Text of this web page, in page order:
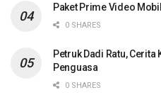
Paket Prime Video
0 SHARES
Petruk Dadi Ratu,
Penguasa
0 SHARES